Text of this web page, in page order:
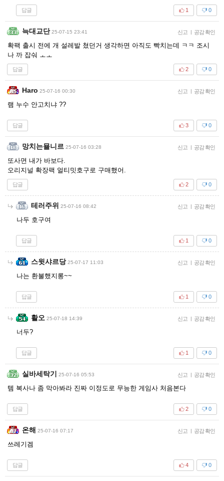
답글 0
1
늑대교단 25-07-15 23:41 신고 | 공감 확인
확팩 출시 전에 개 설레발 쳤던거 생각하면 아직도 빡치는데 ㅋㅋ 조시
나 까 잡숴 ㅗㅗ
답글 0
2
Haro 25-07-16 00:30 신고 | 공감 확인
램 누수 안고치냐 ??
답글 0
3
망치는묠니르 25-07-16 03:28 신고 | 공감 확인
또사면 내가 바보다.
오리지널 확장팩 얼티밋호구로 구매했어.
답글 0
2
테러주위 25-07-16 08:42 신고 | 공감 확인
나두 호구여
답글 0
1
스윗샤르당 25-07-17 11:03 신고 | 공감 확인
나는 환불했지롱~~
답글 0
1
활오 25-07-18 14:39 신고 | 공감 확인
너두?
답글 0
1
실바세탁기 25-07-16 05:53 신고 | 공감 확인
템 복사나 좀 막아봐라 진짜 이정도로 무능한 게임사 처음본다
답글 0
2
온해 25-07-16 07:17 신고 | 공감 확인
쓰레기겜
답글 0
4